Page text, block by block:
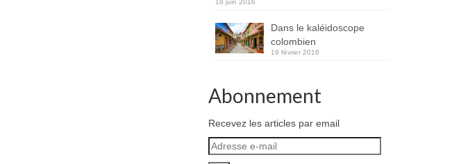
18 juin 2016
Dans le kaléidoscope
colombien
19 février 2016
Abonnement
Recevez les articles par email
Adresse
e-